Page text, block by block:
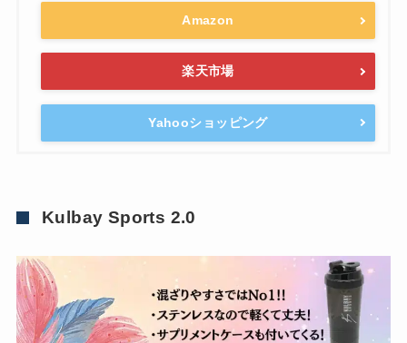
Amazon
楽天市場
Yahooショッピング
Kulbay Sports 2.0